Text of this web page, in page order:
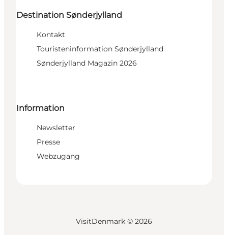
Destination Sønderjylland
Kontakt
Touristeninformation Sønderjylland
Sønderjylland Magazin 2026
Information
Newsletter
Presse
Webzugang
VisitDenmark © 2026